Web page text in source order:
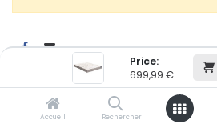
Price:
699,99 €
Accueil Rechercher
BULTEX